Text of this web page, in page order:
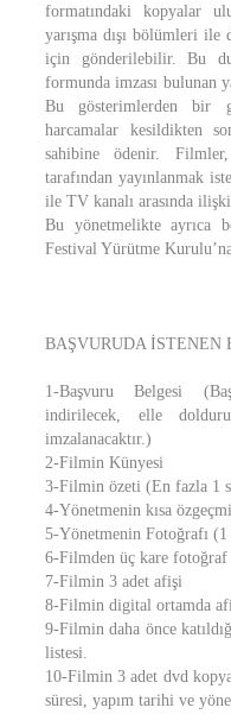
formatındaki kopyalar
yarışma dışı bölümleri
için gönderilebilir. Bu
formunda imzası bulunan
Bu gösterimlerden bir
harcamalar kesildikten
sahibine ödenir.
tarafından yayınlanmak
ile TV kanalı arasında
Bu yönetmelikte ayrıca
Festival Yürütme
BAŞVURUDA İSTENEN
1-Başvuru Belgesi
indirilecek, elle
imzalanacaktır.)
2-Filmin Künyesi
3-Filmin özeti (En fazla 1
4-Yönetmenin kısa
5-Yönetmenin Fotoğrafı (1
6-Filmden üç kare fotoğraf
7-Filmin 3 adet afişi
8-Filmin digital ortamda
9-Filmin daha önce
listesi.
10-Filmin 3 adet dvd
süresi, yapım tarihi ve